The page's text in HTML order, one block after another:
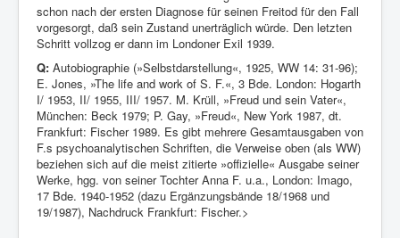
schon nach der ersten Diagnose für seinen Freitod für den Fall
vorgesorgt, daß sein Zustand unerträglich würde. Den letzten
Schritt vollzog er dann im Londoner Exil 1939.
Q: Autobiographie (»Selbstdarstellung«, 1925, WW 14: 31-96);
E. Jones, »The life and work of S. F.«, 3 Bde. London: Hogarth
I/ 1953, II/ 1955, III/ 1957. M. Krüll, »Freud und sein Vater«,
München: Beck 1979; P. Gay, »Freud«, New York 1987, dt.
Frankfurt: Fischer 1989. Es gibt mehrere Gesamtausgaben von
F.s psychoanalytischen Schriften, die Verweise oben (als WW)
beziehen sich auf die meist zitierte »offizielle« Ausgabe seiner
Werke, hgg. von seiner Tochter Anna F. u.a., London: Imago,
17 Bde. 1940-1952 (dazu Ergänzungsbände 18/1968 und
19/1987), Nachdruck Frankfurt: Fischer.>